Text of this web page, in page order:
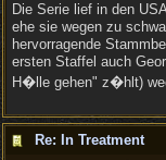
Die Serie lief in den
ehe sie wegen zu
hervorragende
ersten Staffel auch
H�lle gehen" z�hlt)
Re: In Treatment